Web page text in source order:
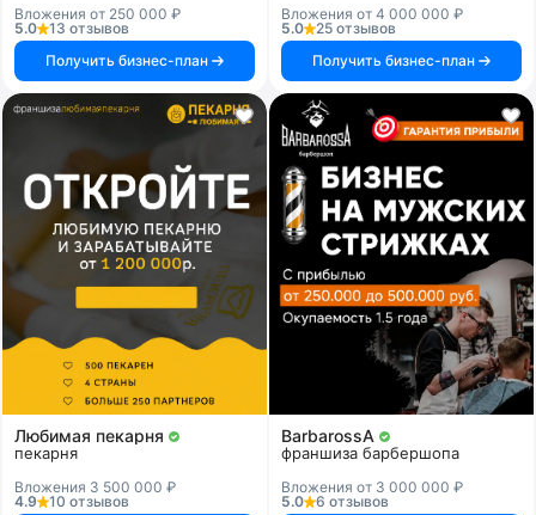
Вложения от 250 000 ₽
5.0
13 отзывов
Получить бизнес-план
Вложения от 4 000 000 ₽
5.0
25 отзывов
Получить бизнес-план
Любимая пекарня
пекарня
Вложения 3 500 000 ₽
4.9
10 отзывов
BarbarossA
франшиза барбершопа
Вложения от 3 000 000 ₽
5.0
6 отзывов